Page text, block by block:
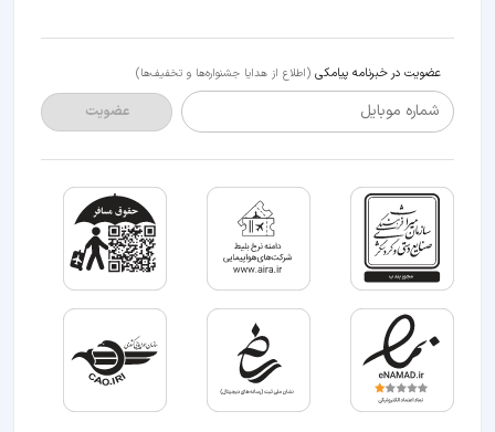
عضویت در خبرنامه پیامکی (اطلاع از هدایا جشنواره‌ها و تخفیف‌ها)
شماره موبایل عضویت